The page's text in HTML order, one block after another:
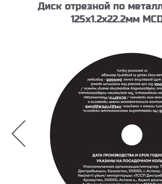
Диск отрезной по
125х1.2х22.2мм